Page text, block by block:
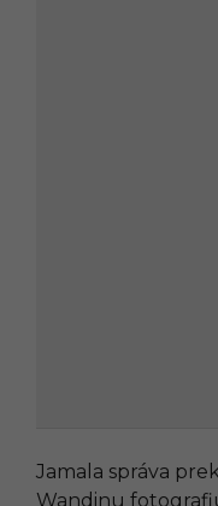
Jamala správa
Wandinu